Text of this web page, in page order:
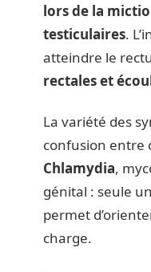
lors de la
testiculaires.
atteindre le
rectales et
La variété des
confusion entre
Chlamydia,
génital : seule
permet
charge.